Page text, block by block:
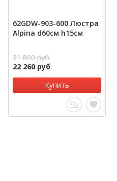
62GDW-903-600 Люстра
Alpina d60см h15см
31 800 руб
22 260 руб
Купить